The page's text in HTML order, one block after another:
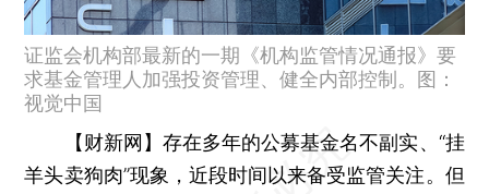
证监会机构部最新的一期《机构监管情况通报》要
求基金管理人加强投资管理、健全内部控制。图：
视觉中国
【财新网】 存在多年的公募基金名不副实、“挂
羊头卖狗肉”现象，近段时间以来备受监管关注。但